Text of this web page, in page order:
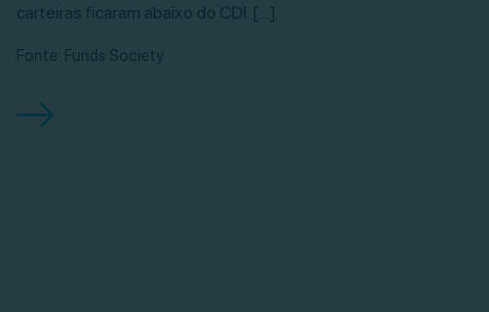
carteiras ficaram abaixo do CDI. […]
Fonte: Funds Society